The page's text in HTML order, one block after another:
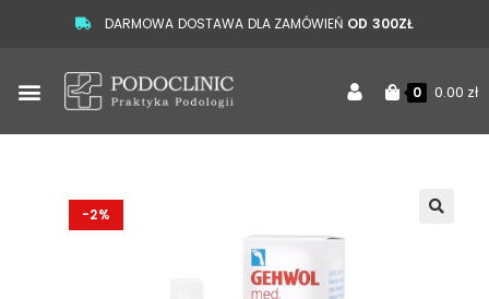
DARMOWA DOSTAWA DLA ZAMÓWIEŃ OD 300ZŁ
0 0.00 zł
-2%